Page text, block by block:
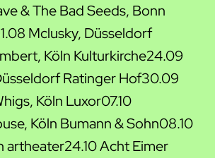
& The Bad Seeds, Bonn
Mclusky, Düsseldorf
Köln Kulturkirche24.09
Ratinger Hof30.09
Köln Luxor07.10
Köln Bumann & Sohn08.10
artheater24.10 Acht Eimer